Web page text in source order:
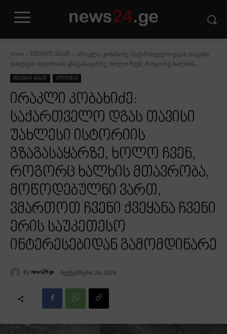
Home მთავარი ამბავი
ირაკლი კობახიძე: საქართველო დგას თავისი
უახლესი ისტორიის გზაგასაყარზე, ხოლო ჩვენ, როგორც ხალხის...
მთავარი ამბავი პოლიტიკა
ირაკლი კობახიძე:
საქართველო დგას თავისი
უახლესი ისტორიის
გზაგასაყარზე, ხოლო ჩვენ,
როგორც ხალხის მთავრობა,
მოწოდებულნი ვართ,
ვმართოთ ჩვენი ქვეყანა ჩვენი
ერის საუკეთესო
ინტერესებიდან გამომდინარე
By news24.ge სექტემბერი 26, 2024